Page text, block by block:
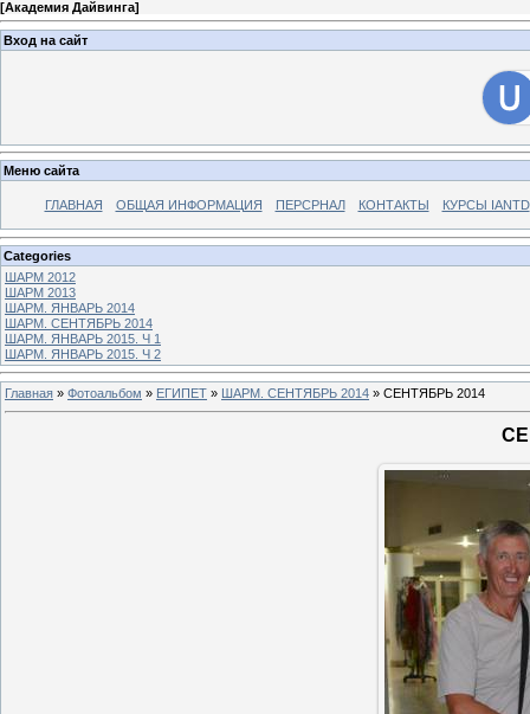
[Академия Дайвинга]
Вход на сайт
Меню сайта
ГЛАВНАЯ ОБЩАЯ ИНФОРМАЦИЯ ПЕРСРНАЛ КОНТАКТЫ КУРСЫ IANTD
Categories
ШАРМ 2012
ШАРМ 2013
ШАРМ. ЯНВАРЬ 2014
ШАРМ. СЕНТЯБРЬ 2014
ШАРМ. ЯНВАРЬ 2015. Ч 1
ШАРМ. ЯНВАРЬ 2015. Ч 2
Главная » Фотоальбом » ЕГИПЕТ » ШАРМ. СЕНТЯБРЬ 2014 » СЕНТЯБРЬ 2014